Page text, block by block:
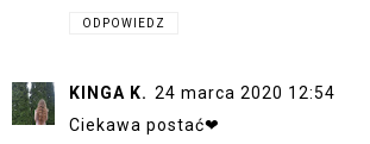
ODPOWIEDZ
KINGA K. 24 marca 2020 12:54
Ciekawa postać❤